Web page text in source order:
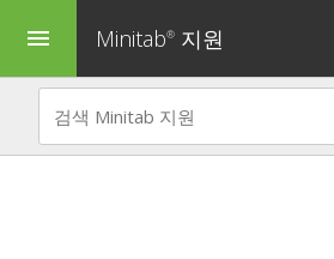
menu Minitab® 지원